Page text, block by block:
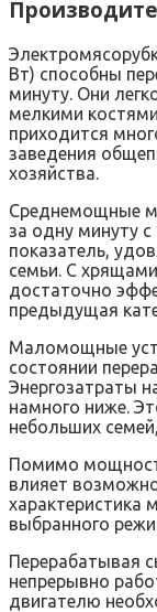
Вт) способны
минуту. Они
мелкими
приходится
заведения
хозяйства.
Среднемощные
за одну минуту
показатель,
семьи. С
достаточно
предыдущая
Маломощные
состоянии
Энергозатраты
намного ниже.
небольших
Помимо
влияет
характеристика
выбранного
Перерабатывая
непрерывно
двигателю